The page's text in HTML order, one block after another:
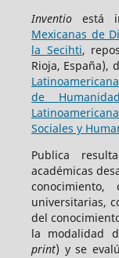
Inventioestá
Mexicanas de
la Secihti,
Rioja, España),
de
Sociales y
Publica
académicas
universitarias,
del
la modalidad
print) y se